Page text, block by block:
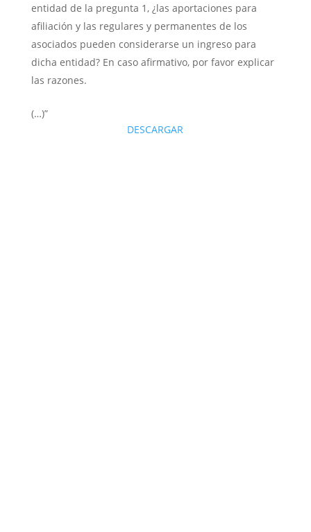
entidad de la pregunta 1, ¿las aportaciones para
afiliación y las regulares y permanentes de los
asociados pueden considerarse un ingreso para
dicha entidad? En caso afirmativo, por favor explicar
las razones.
(…)”
DESCARGAR